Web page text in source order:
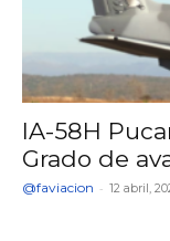
IA-58H
Grado de
@faviacion - 12 abril,